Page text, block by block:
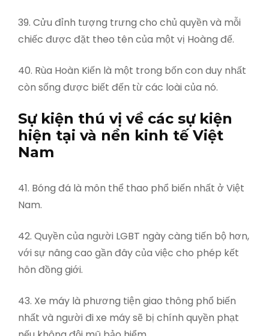
39. Cửu đỉnh tượng trưng cho chủ quyền và mỗi
chiếc được đặt theo tên của một vị Hoàng đế.
40. Rùa Hoàn Kiến là một trong bốn con duy nhất
còn sống được biết đến từ các loài của nó.
Sự kiện thú vị về các sự kiện
hiện tại và nền kinh tế Việt
Nam
41. Bóng đá là môn thể thao phổ biến nhất ở Việt
Nam.
42. Quyền của người LGBT ngày càng tiến bộ hơn,
với sự nâng cao gần đây của việc cho phép kết
hôn đồng giới.
43. Xe máy là phương tiện giao thông phổ biến
nhất và người đi xe máy sẽ bị chính quyền phạt